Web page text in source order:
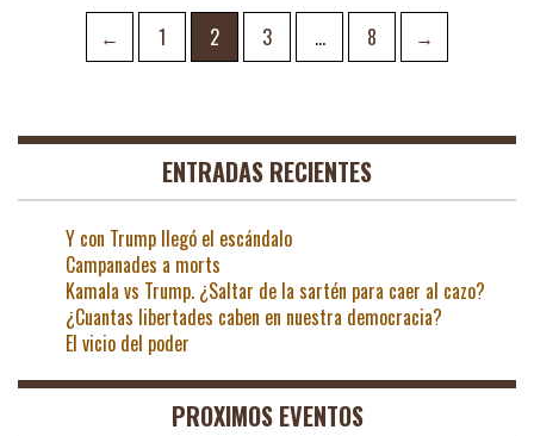
Navegación
← Page
1 Page
2 Page
3 … Page
8 →
ENTRADAS RECIENTES
Y con Trump llegó el escándalo
Campanades a morts
Kamala vs Trump. ¿Saltar de la sartén para caer al cazo?
¿Cuantas libertades caben en nuestra democracia?
El vicio del poder
PROXIMOS EVENTOS